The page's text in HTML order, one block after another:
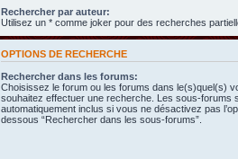
Rechercher par auteur:
Utilisez un * comme joker pour des recherches
OPTIONS DE RECHERCHE
Rechercher dans les forums:
Choisissez le forum ou les forums dans le(s)quel(s)
souhaitez effectuer une recherche. Les sous-forums
automatiquement inclus si vous ne désactivez pas
dessous “Rechercher dans les sous-forums”.